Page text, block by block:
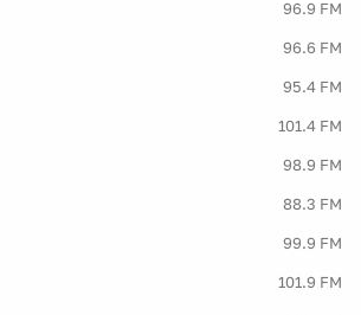
96.9 FM
96.6 FM
95.4 FM
101.4 FM
98.9 FM
88.3 FM
99.9 FM
101.9 FM